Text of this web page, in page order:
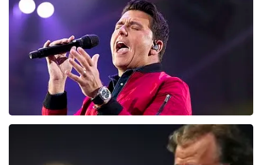
133laatste 30 minuten
BESTEL NU